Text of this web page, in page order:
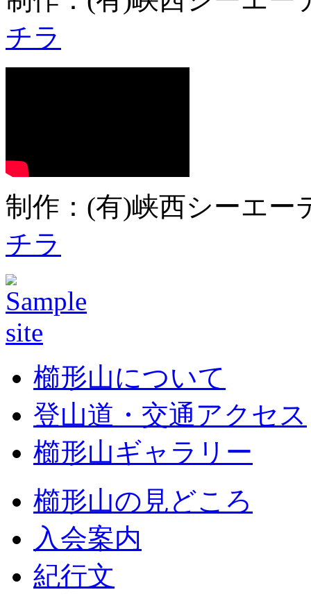
チラ
制作：(有)峡西シーエ
チラ
櫛形山について
登山道・交通アクセス
櫛形山ギャラリー
櫛形山の見どころ
入会案内
紀行文